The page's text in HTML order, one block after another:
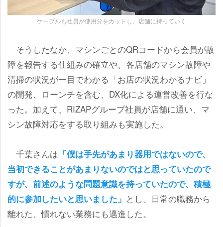
ケーブルも社員が使用分をカットし、店舗に持っていく
そうしたなか、マシンごとのQRコードから会員が故
障を報告する仕組みの確立や、各店舗のマシン故障
清掃の状況が一目でわかる「お店の状況わかるナビ」
の開発、ローンチを含む、DX化による運営改善を行な
った。加えて、RIZAPグループ社員が店舗に通い、マ
シン故障対応をする取り組みも実施した。
千葉さんは 「僕は手先があまり器用ではないので、
当初できることがあまりないのではと思っていたので
すが、前述のような問題意識を持っていたので、積極
的に参加したいと思いました」 とし、日常の職務から
離れた、慣れない業務にも邁進した。